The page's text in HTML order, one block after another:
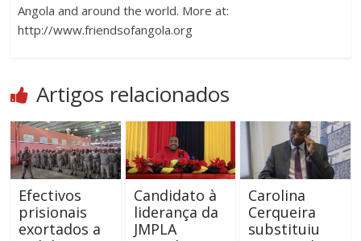
Angola and around the world. More at:
http://www.friendsofangola.org
Artigos relacionados
Efectivos
prisionais
exortados a
Candidato à
liderança da
JMPLA
Carolina
Cerqueira
substituiu